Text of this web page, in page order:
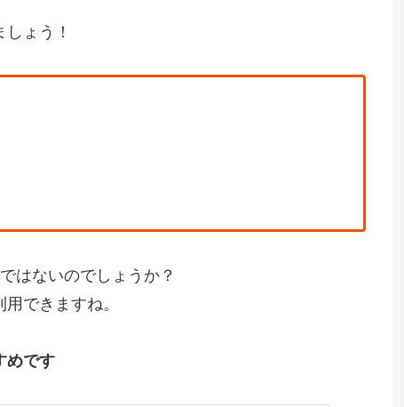
ょう！
はないのでしょうか？
できますね。
めです